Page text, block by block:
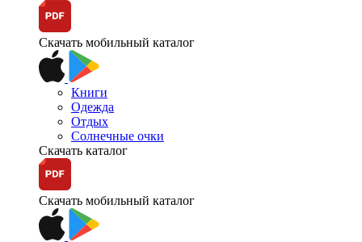
Скачать мобильный каталог
Книги
Одежда
Отдых
Солнечные очки
Скачать каталог
Скачать мобильный каталог